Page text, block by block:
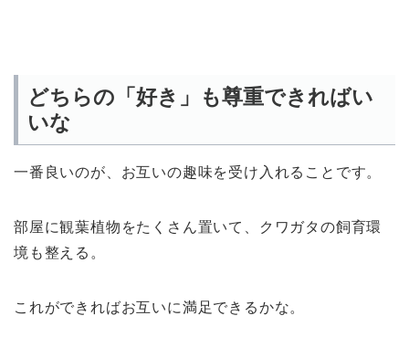
どちらの「好き」も尊重できればい
いな
一番良いのが、お互いの趣味を受け入れることです。
部屋に観葉植物をたくさん置いて、クワガタの飼育環
境も整える。
これができればお互いに満足できるかな。